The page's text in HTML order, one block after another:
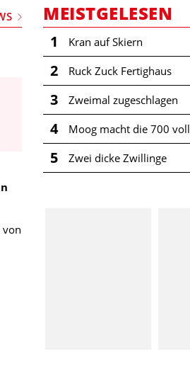
von
MEISTGELESEN
1 Kran auf Skiern
2 Ruck Zuck Fertighaus
3 Zweimal zugeschlagen
4 Moog macht die 700 voll
5 Zwei dicke Zwillinge